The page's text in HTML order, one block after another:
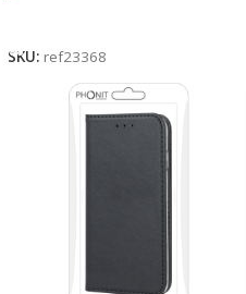
SKU: ref23368